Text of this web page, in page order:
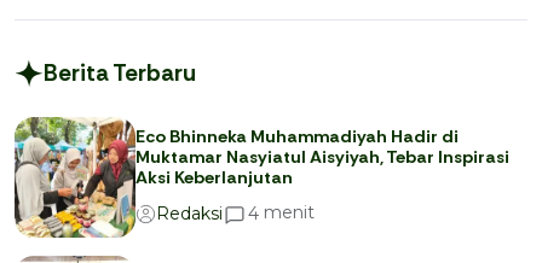
Berita Terbaru
Eco Bhinneka Muhammadiyah Hadir di
Muktamar Nasyiatul Aisyiyah, Tebar Inspirasi
Aksi Keberlanjutan
Redaksi
4 menit